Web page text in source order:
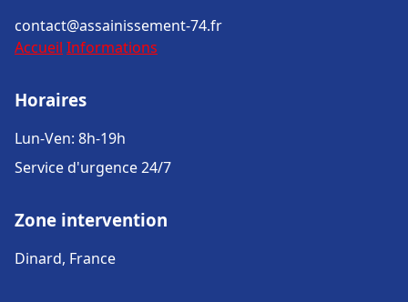
contact@assainissement-74.fr
Accueil Informations
Horaires
Lun-Ven: 8h-19h
Service d'urgence 24/7
Zone intervention
Dinard, France